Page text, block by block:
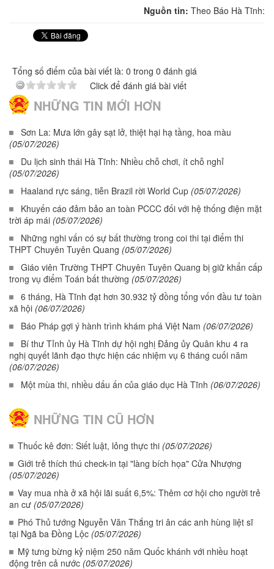
Nguồn tin: Theo Báo Hà Tĩnh:
Tổng số điểm của bài viết là: 0 trong 0 đánh giá
Click để đánh giá bài viết
NHỮNG TIN MỚI HƠN
Sơn La: Mưa lớn gây sạt lở, thiệt hại hạ tầng, hoa màu
(05/07/2026)
Du lịch sinh thái Hà Tĩnh: Nhiều chỗ chơi, ít chỗ nghỉ
(05/07/2026)
Haaland rực sáng, tiễn Brazil rời World Cup (05/07/2026)
Khuyến cáo đảm bảo an toàn PCCC đối với hệ thống điện mặt
trời áp mái (05/07/2026)
Những nghi vấn có sự bất thường trong coi thi tại điểm thi
THPT Chuyên Tuyên Quang (05/07/2026)
Giáo viên Trường THPT Chuyên Tuyên Quang bị giữ khẩn cấp
trong vụ điểm Toán bất thường (05/07/2026)
6 tháng, Hà Tĩnh đạt hơn 30.932 tỷ đồng tổng vốn đầu tư toàn
xã hội (06/07/2026)
Báo Pháp gợi ý hành trình khám phá Việt Nam (06/07/2026)
Bí thư Tỉnh ủy Hà Tĩnh dự hội nghị Đảng ủy Quân khu 4 ra
nghị quyết lãnh đạo thực hiện các nhiệm vụ 6 tháng cuối năm
(06/07/2026)
Một mùa thi, nhiều dấu ấn của giáo dục Hà Tĩnh (06/07/2026)
NHỮNG TIN CŨ HƠN
Thuốc kê đơn: Siết luật, lỏng thực thi (05/07/2026)
Giới trẻ thích thú check-in tại "làng bích họa" Cửa Nhượng
(05/07/2026)
Vay mua nhà ở xã hội lãi suất 6,5%: Thêm cơ hội cho người trẻ
an cư (05/07/2026)
Phó Thủ tướng Nguyễn Văn Thắng tri ân các anh hùng liệt sĩ
tại Ngã ba Đồng Lộc (05/07/2026)
Mỹ tưng bừng kỷ niệm 250 năm Quốc khánh với nhiều hoạt
động trên cả nước (05/07/2026)